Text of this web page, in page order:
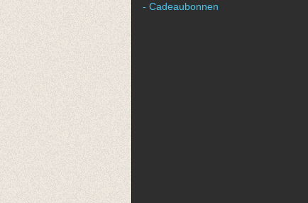
- Cadeaubonnen